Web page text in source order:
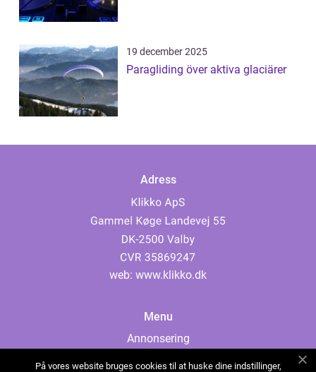
19 december 2025
Paragliding över aktiva glaciärer
Adress
web: www.klikko.dk
Menu
Annonsering
På vores website bruges cookies til at huske dine indstillinger,